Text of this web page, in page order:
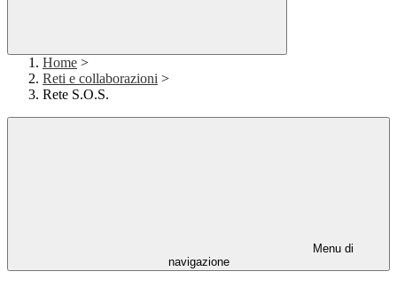
Home >
Reti e collaborazioni >
Rete S.O.S.
Menu di
navigazione